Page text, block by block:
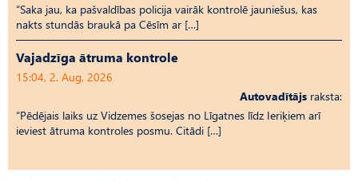
“Saka jau, ka pašvaldības policija vairāk kontrolē jauniešus, kas
nakts stundās braukā pa Cēsīm ar […]
Vajadzīga ātruma kontrole
15:04, 2. Aug, 2026
Autovadītājs raksta:
“Pēdējais laiks uz Vid­ze­mes šosejas no Līgatnes līdz Ieriķiem arī
ieviest ātruma kontroles posmu. Citādi […]